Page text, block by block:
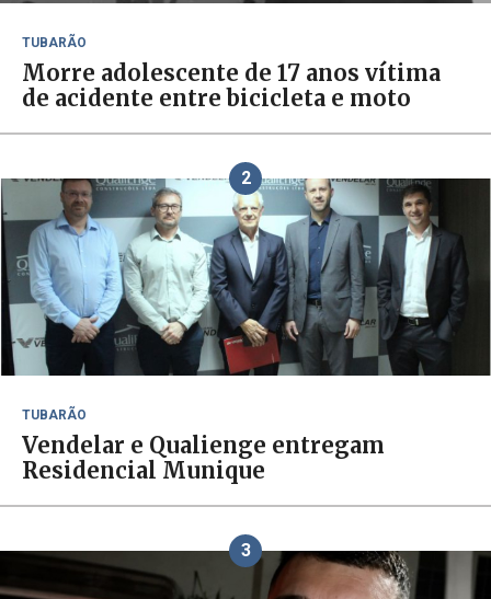
TUBARÃO
Morre adolescente de 17 anos vítima
de acidente entre bicicleta e moto
2
TUBARÃO
Vendelar e Qualienge entregam
Residencial Munique
3